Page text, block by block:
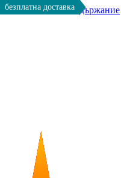
Към основното съдържание
безплатна доставка